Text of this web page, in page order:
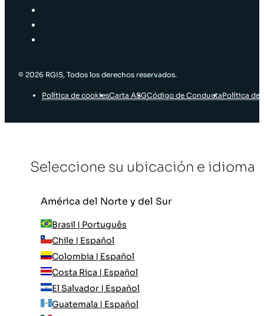
© 2026 RGIS, Todos los derechos reservados.
Política de cookiesCarta ASGCódigo de ConductaPolítica de
Seleccione su ubicación e idioma
América del Norte y del Sur
Brasil | Português
Chile | Español
Colombia | Español
Costa Rica | Español
El Salvador | Español
Guatemala | Español